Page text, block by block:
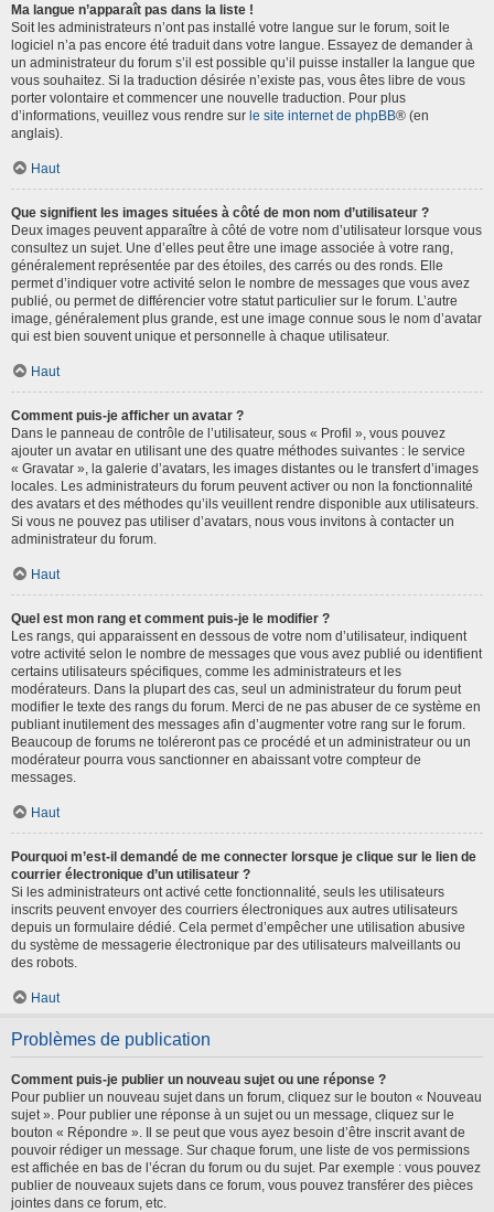
Ma langue n’apparaît pas dans la liste !
Soit les administrateurs n’ont pas installé votre langue sur le forum, soit le
logiciel n’a pas encore été traduit dans votre langue. Essayez de demander à
un administrateur du forum s’il est possible qu’il puisse installer la langue que
vous souhaitez. Si la traduction désirée n’existe pas, vous êtes libre de vous
porter volontaire et commencer une nouvelle traduction. Pour plus
d’informations, veuillez vous rendre sur le site internet de phpBB® (en
anglais).
Haut
Que signifient les images situées à côté de mon nom d’utilisateur ?
Deux images peuvent apparaître à côté de votre nom d’utilisateur lorsque vous
consultez un sujet. Une d’elles peut être une image associée à votre rang,
généralement représentée par des étoiles, des carrés ou des ronds. Elle
permet d’indiquer votre activité selon le nombre de messages que vous avez
publié, ou permet de différencier votre statut particulier sur le forum. L’autre
image, généralement plus grande, est une image connue sous le nom d’avatar
qui est bien souvent unique et personnelle à chaque utilisateur.
Haut
Comment puis-je afficher un avatar ?
Dans le panneau de contrôle de l’utilisateur, sous « Profil », vous pouvez
ajouter un avatar en utilisant une des quatre méthodes suivantes : le service
« Gravatar », la galerie d’avatars, les images distantes ou le transfert d’images
locales. Les administrateurs du forum peuvent activer ou non la fonctionnalité
des avatars et des méthodes qu’ils veuillent rendre disponible aux utilisateurs.
Si vous ne pouvez pas utiliser d’avatars, nous vous invitons à contacter un
administrateur du forum.
Haut
Quel est mon rang et comment puis-je le modifier ?
Les rangs, qui apparaissent en dessous de votre nom d’utilisateur, indiquent
votre activité selon le nombre de messages que vous avez publié ou identifient
certains utilisateurs spécifiques, comme les administrateurs et les
modérateurs. Dans la plupart des cas, seul un administrateur du forum peut
modifier le texte des rangs du forum. Merci de ne pas abuser de ce système en
publiant inutilement des messages afin d’augmenter votre rang sur le forum.
Beaucoup de forums ne toléreront pas ce procédé et un administrateur ou un
modérateur pourra vous sanctionner en abaissant votre compteur de
messages.
Haut
Pourquoi m’est-il demandé de me connecter lorsque je clique sur le lien de
courrier électronique d’un utilisateur ?
Si les administrateurs ont activé cette fonctionnalité, seuls les utilisateurs
inscrits peuvent envoyer des courriers électroniques aux autres utilisateurs
depuis un formulaire dédié. Cela permet d’empêcher une utilisation abusive
du système de messagerie électronique par des utilisateurs malveillants ou
des robots.
Haut
Problèmes de publication
Comment puis-je publier un nouveau sujet ou une réponse ?
Pour publier un nouveau sujet dans un forum, cliquez sur le bouton « Nouveau
sujet ». Pour publier une réponse à un sujet ou un message, cliquez sur le
bouton « Répondre ». Il se peut que vous ayez besoin d’être inscrit avant de
pouvoir rédiger un message. Sur chaque forum, une liste de vos permissions
est affichée en bas de l’écran du forum ou du sujet. Par exemple : vous pouvez
publier de nouveaux sujets dans ce forum, vous pouvez transférer des pièces
jointes dans ce forum, etc.